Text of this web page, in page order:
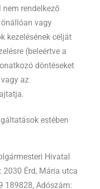
rendelkező
vagy
kezelésének célját
(beleértve a
döntéseket
az
estében
Hivatal
2030 Érd, Mária utca
189828, Adószám: